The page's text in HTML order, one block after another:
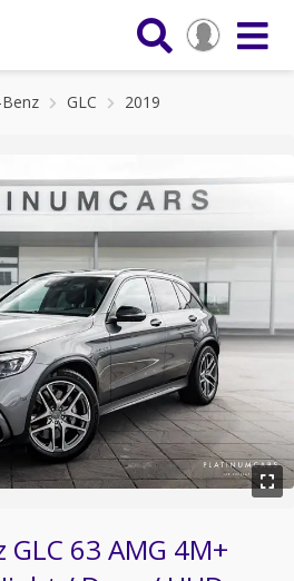
GLC 2019
63 AMG 4M+